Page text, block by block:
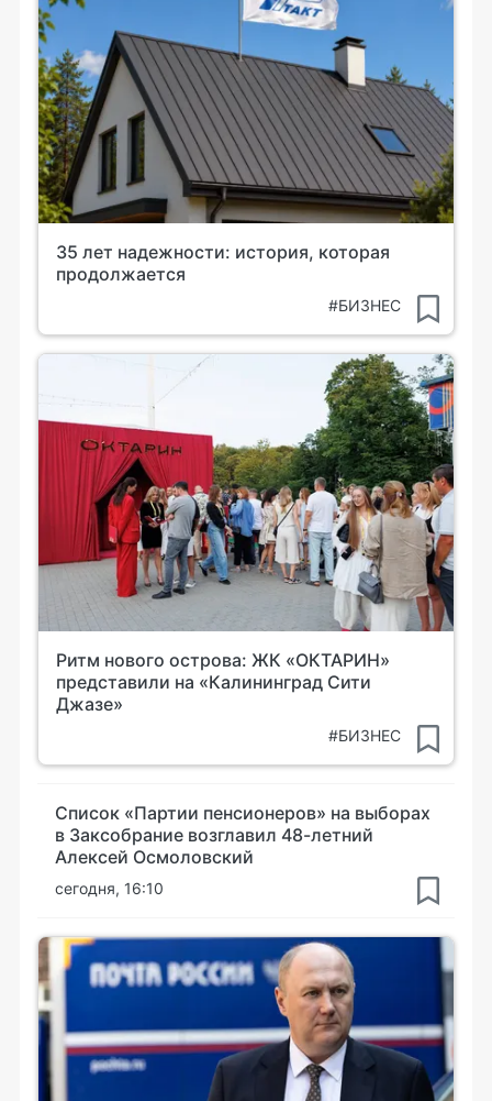
35 лет надежности: история, которая
продолжается
#БИЗНЕС
Ритм нового острова: ЖК «ОКТАРИН»
представили на «Калининград Сити
Джазе»
#БИЗНЕС
Список «Партии пенсионеров» на выборах
в Заксобрание возглавил 48-летний
Алексей Осмоловский
сегодня, 16:10